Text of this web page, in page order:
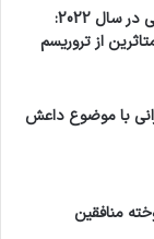
انتشار شاخص تروریسم جهانی در سال 2022:
از تروریسم
با موضوع داعش
منافقین